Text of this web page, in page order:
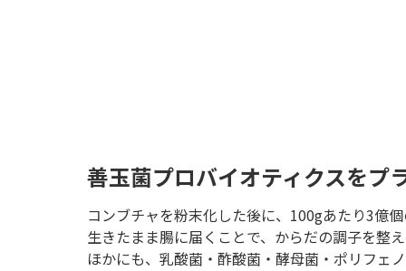
善玉菌プロバイオティクスをプ
コンブチャを粉末化した後に、100gあたり3億
生きたまま腸に届くことで、からだの調子を整
ほかにも、乳酸菌・酢酸菌・酵母菌・ポリフェ